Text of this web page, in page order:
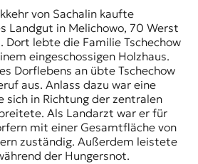
von Sachalin kaufte
Landgut in Melichowo, 70 Werst
Dort lebte die Familie Tschechow
eingeschossigen Holzhaus.
Dorflebens an übte Tschechow
aus. Anlass dazu war eine
sich in Richtung der zentralen
Als Landarzt war er für
mit einer Gesamtfläche von
zuständig. Außerdem leistete
der Hungersnot.